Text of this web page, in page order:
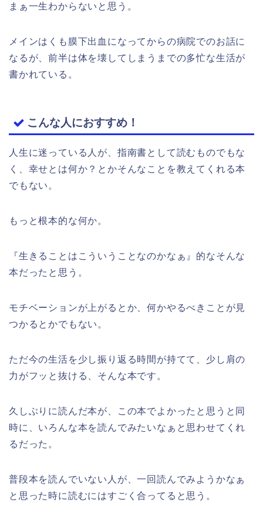
まぁ一生わからないと思う。
メインはくも膜下出血になってからの病院でのお話に
なるが、前半は体を壊してしまうまでの多忙な生活が
書かれている。
こんな人におすすめ！
人生に迷っている人が、指南書として読むものでもな
く、幸せとは何か？とかそんなことを教えてくれる本
でもない。
もっと根本的な何か。
『生きることはこういうことなのかなぁ』的なそんな
本だったと思う。
モチベーションが上がるとか、何かやるべきことが見
つかるとかでもない。
ただ今の生活を少し振り返る時間が持てて、少し肩の
力がフッと抜ける、そんな本です。
久しぶりに読んだ本が、この本でよかったと思うと同
時に、いろんな本を読んでみたいなぁと思わせてくれ
るだった。
普段本を読んでいない人が、一回読んでみようかなぁ
と思った時に読むにはすごく合ってると思う。